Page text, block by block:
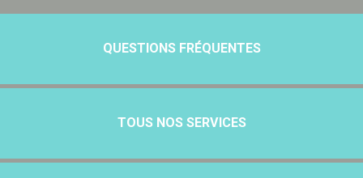
QUESTIONS FRÉQUENTES
TOUS NOS SERVICES